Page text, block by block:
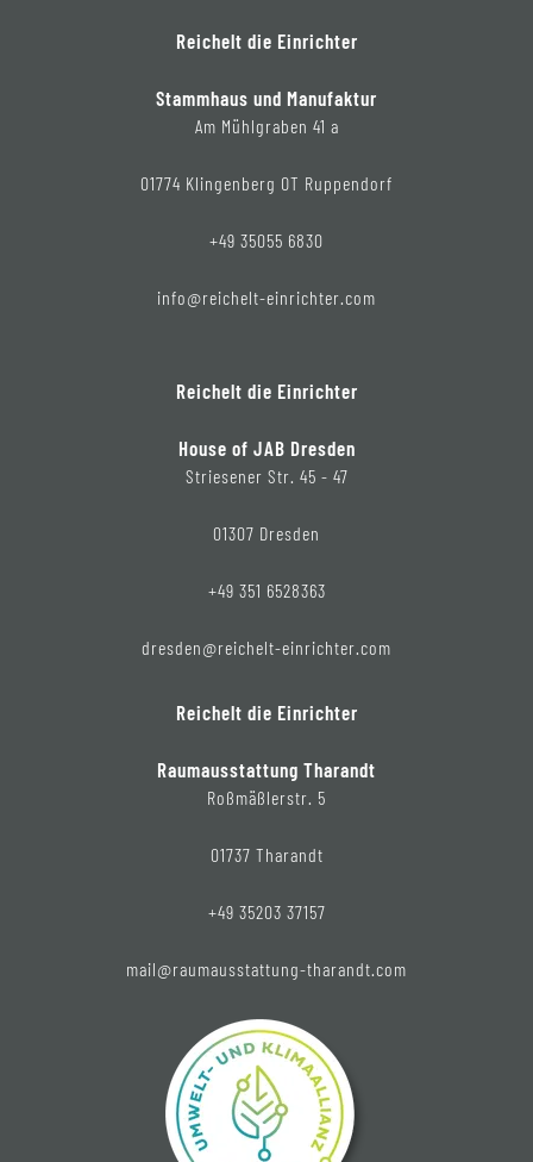
Reichelt die Einrichter
Stammhaus und Manufaktur
Am Mühlgraben 41 a
01774 Klingenberg OT Ruppendorf
+49 35055 6830
info@reichelt-einrichter.com
Reichelt die Einrichter
House of JAB Dresden
Striesener Str. 45 - 47
01307 Dresden
+49 351 6528363
dresden@reichelt-einrichter.com
Reichelt die Einrichter
Raumausstattung Tharandt
Roßmäßlerstr. 5
01737 Tharandt
+49 35203 37157
mail@raumausstattung-tharandt.com